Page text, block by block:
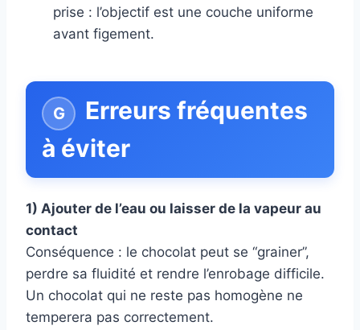
prise : l’objectif est une couche uniforme
avant figement.
Erreurs fréquentes
à éviter
1) Ajouter de l’eau ou laisser de la vapeur au
contact
Conséquence : le chocolat peut se “grainer”,
perdre sa fluidité et rendre l’enrobage difficile.
Un chocolat qui ne reste pas homogène ne
temperera pas correctement.